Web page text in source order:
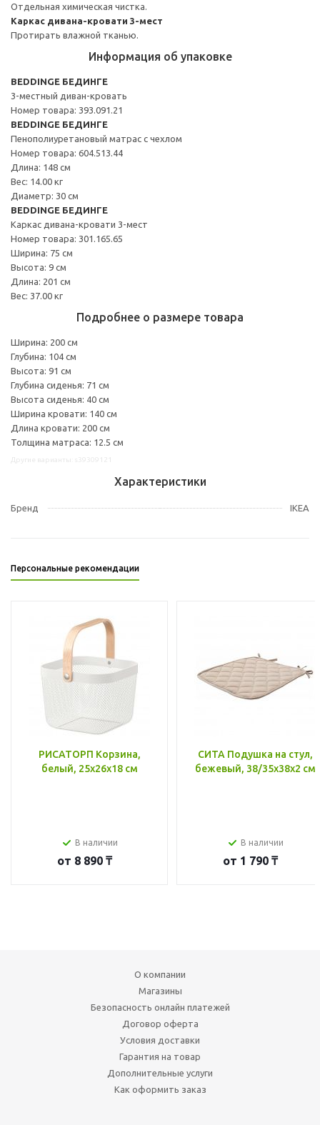
Отдельная химическая чистка.
Каркас дивана-кровати 3-мест
Протирать влажной тканью.
Информация об упаковке
BEDDINGE БЕДИНГЕ
3-местный диван-кровать
Номер товара: 393.091.21
BEDDINGE БЕДИНГЕ
Пенополиуретановый матрас с чехлом
Номер товара: 604.513.44
Длина: 148 см
Вес: 14.00 кг
Диаметр: 30 см
BEDDINGE БЕДИНГЕ
Каркас дивана-кровати 3-мест
Номер товара: 301.165.65
Ширина: 75 см
Высота: 9 см
Длина: 201 см
Вес: 37.00 кг
Подробнее о размере товара
Ширина: 200 см
Глубина: 104 см
Высота: 91 см
Глубина сиденья: 71 см
Высота сиденья: 40 см
Ширина кровати: 140 см
Длина кровати: 200 см
Толщина матраса: 12.5 см
Характеристики
Бренд IKEA
Персональные рекомендации
РИСАТОРП Корзина,
белый, 25x26x18 см
В наличии
от 8 890 ₸
СИТА Подушка на стул,
бежевый, 38/35x38x2 см
В наличии
от 1 790 ₸
О компании
Магазины
Безопасность онлайн платежей
Договор оферта
Условия доставки
Гарантия на товар
Дополнительные услуги
Как оформить заказ